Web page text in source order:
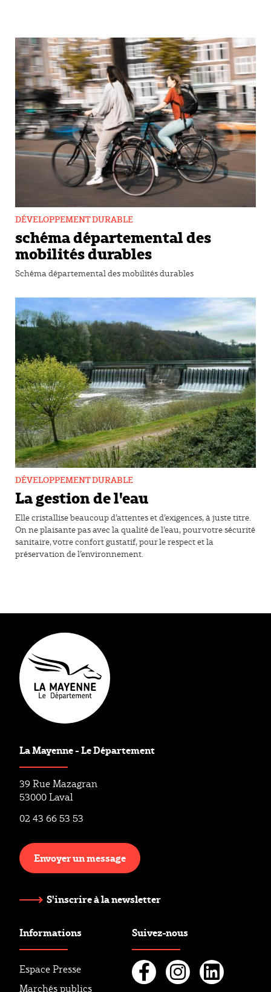
schéma départemental des
mobilités durables
DÉVELOPPEMENT DURABLE
Schéma départemental des mobilités durables
La gestion de l'eau
DÉVELOPPEMENT DURABLE
Elle cristallise beaucoup d’attentes et d’exigences, à juste titre.
On ne plaisante pas avec la qualité de l’eau, pour votre sécurité
sanitaire, votre confort gustatif, pour le respect et la
préservation de l’environnement.
La Mayenne - Le Département
39 Rue Mazagran
53000 Laval
02 43 66 53 53
Envoyer un message
S'inscrire à la newsletter
Informations
Espace Presse
Marchés publics
Suivez-nous